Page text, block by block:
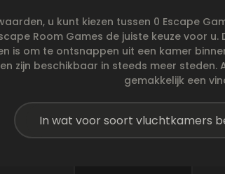
u kunt kiezen tussen 0 Escape
Room Games de juiste keuze voor
is om te ontsnappen uit een kamer
zijn beschikbaar in steeds meer
gemakkelijk een